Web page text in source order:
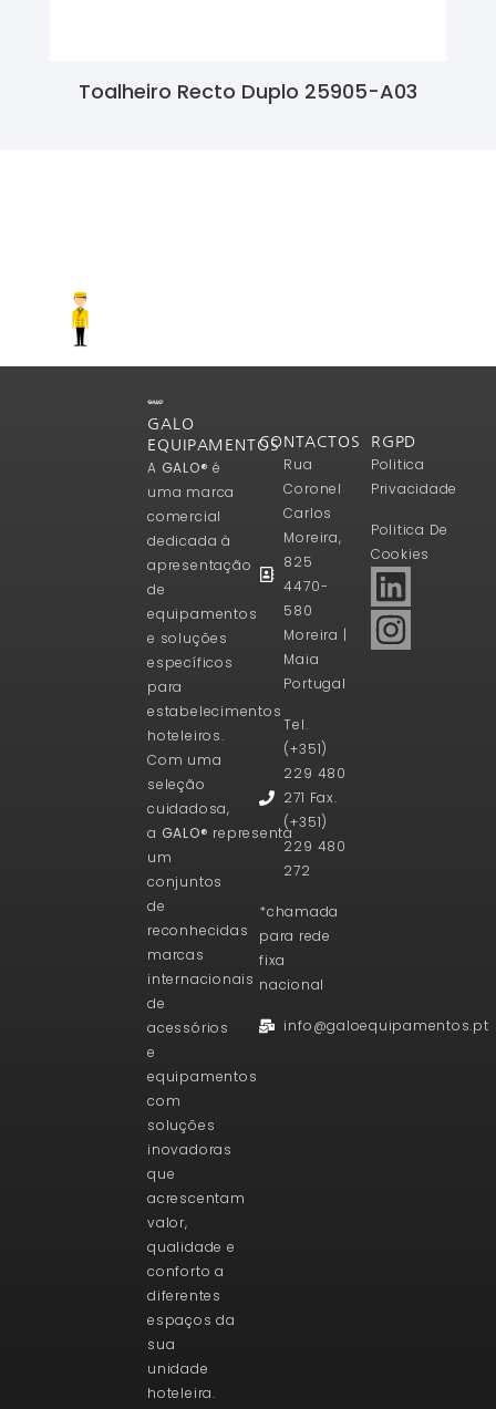
Toalheiro Recto Duplo 25905-A03
GALO
EQUIPAMENTOS
A GALO® é
uma marca
comercial
dedicada à
apresentação
de
equipamentos
e soluções
específicos
para
estabelecimentos
hoteleiros.
Com uma
seleção
cuidadosa,
a GALO® representa
um
conjuntos
de
reconhecidas
marcas
internacionais
de
acessórios
e
equipamentos
com
soluções
inovadoras
que
acrescentam
valor,
qualidade e
conforto a
diferentes
espaços da
sua
unidade
hoteleira.
CONTACTOS
Rua
Coronel
Carlos
Moreira,
825
4470-
580
Moreira |
Maia
Portugal
Tel.
(+351)
229 480
271 Fax.
(+351)
229 480
272
*chamada
para rede
fixa
nacional
info@galoequipamentos.pt
RGPD
Politica
Privacidade
Politica De
Cookies